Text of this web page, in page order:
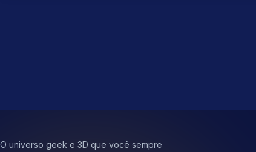
O universo geek e 3D que você sempre